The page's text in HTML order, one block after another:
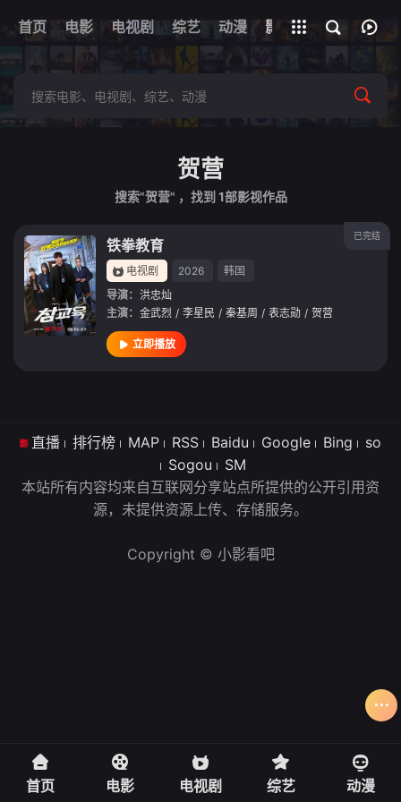
首页 电影 电视剧 综艺 动漫 影视
全部影片
贺营
搜索"贺营" ，找到 1部影视作品
已完结
铁拳教育
电视剧 2026
韩国
导演： 洪忠灿
主演： 金武烈 / 李星民 / 秦基周 / 表志勋 / 贺营
立即播放
直播 排行榜 MAP RSS Baidu Google Bing
so
Sogou
SM
本站所有内容均来自互联网分享站点所提供的公开引用资
源，未提供资源上传、存储服务。
Copyright © 小影看吧
首页 电影 电视剧 综艺 动漫